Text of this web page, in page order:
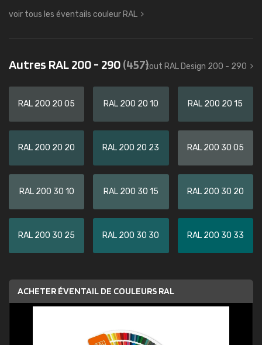
voir tous les éventails couleur RAL
Autres RAL 200 - 290(457)tout RAL Design 200 - 290
RAL 200 20 05 RAL 200 20 10 RAL 200 20 15
RAL 200 20 20 RAL 200 20 23 RAL 200 30 05
RAL 200 30 10 RAL 200 30 15 RAL 200 30 20
RAL 200 30 25 RAL 200 30 30 RAL 200 30 33
ACHETER ÉVENTAIL DE COULEURS RAL